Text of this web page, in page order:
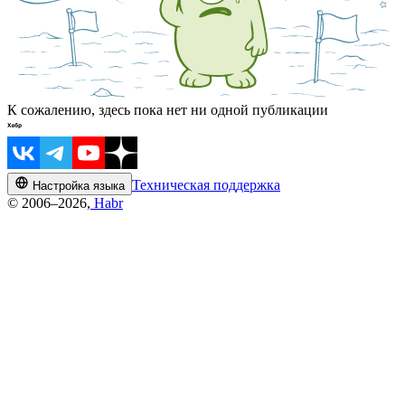
К сожалению, здесь пока нет ни одной публикации
Настройка языка Техническая поддержка
© 2006–2026, Habr